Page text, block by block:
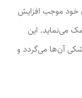
خود موجب افزایش
می‌نماید. این
آن‌ها می‌گردد و